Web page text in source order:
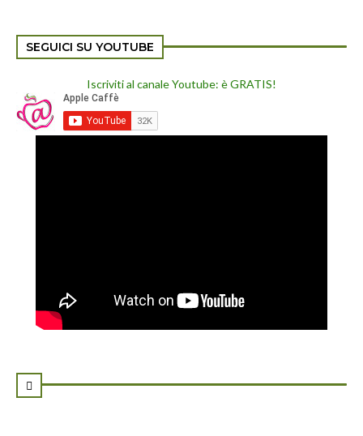
SEGUICI SU YOUTUBE
Iscriviti al canale Youtube: è GRATIS!
